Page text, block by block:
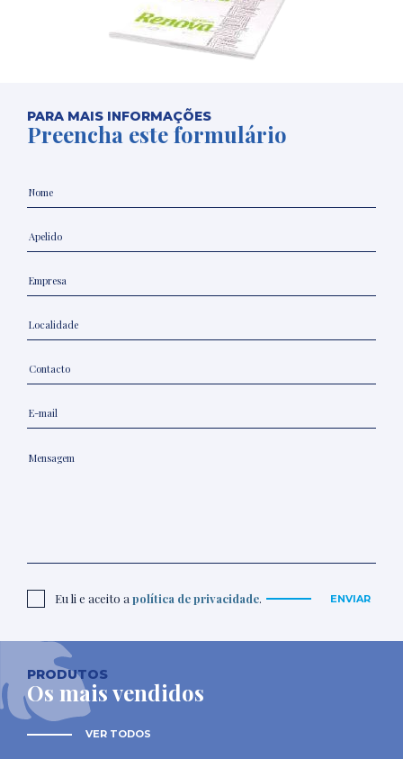
PARA MAIS INFORMAÇÕES
Preencha este formulário
Eu li e aceito a política de privacidade. ENVIAR
PRODUTOS
Os mais vendidos
VER TODOS